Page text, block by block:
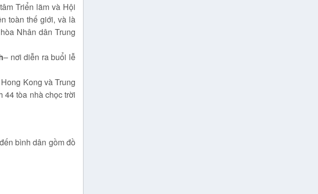
Triển lãm và Hội
toàn thế giới, và là
Nhân dân Trung
– nơi diễn ra buổi lễ
Kong và Trung
44 tòa nhà chọc trời
bình dân gồm đồ